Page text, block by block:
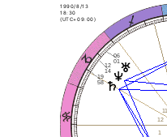
1990/8/13
18:30
(UTC+09:00)
1
11
12
19
58
06
01
12
14